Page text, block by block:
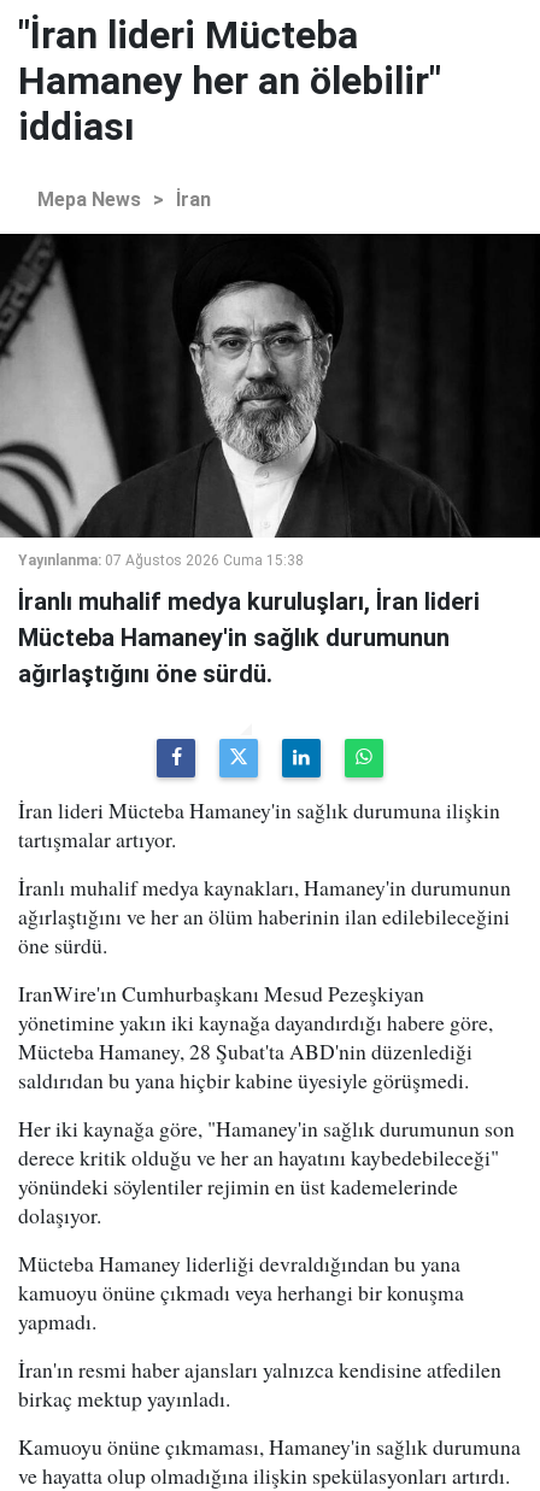
"İran lideri Mücteba
Hamaney her an ölebilir"
iddiası
Mepa News > İran
Yayınlanma: 07 Ağustos 2026 Cuma 15:38
İranlı muhalif medya kuruluşları, İran lideri
Mücteba Hamaney'in sağlık durumunun
ağırlaştığını öne sürdü.
İran lideri Mücteba Hamaney'in sağlık durumuna ilişkin
tartışmalar artıyor.
İranlı muhalif medya kaynakları, Hamaney'in durumunun
ağırlaştığını ve her an ölüm haberinin ilan edilebileceğini
öne sürdü.
IranWire'ın Cumhurbaşkanı Mesud Pezeşkiyan
yönetimine yakın iki kaynağa dayandırdığı habere göre,
Mücteba Hamaney, 28 Şubat'ta ABD'nin düzenlediği
saldırıdan bu yana hiçbir kabine üyesiyle görüşmedi.
Her iki kaynağa göre, "Hamaney'in sağlık durumunun son
derece kritik olduğu ve her an hayatını kaybedebileceği"
yönündeki söylentiler rejimin en üst kademelerinde
dolaşıyor.
Mücteba Hamaney liderliği devraldığından bu yana
kamuoyu önüne çıkmadı veya herhangi bir konuşma
yapmadı.
İran'ın resmi haber ajansları yalnızca kendisine atfedilen
birkaç mektup yayınladı.
Kamuoyu önüne çıkmaması, Hamaney'in sağlık durumuna
ve hayatta olup olmadığına ilişkin spekülasyonları artırdı.